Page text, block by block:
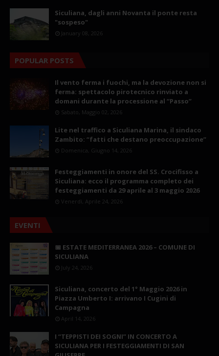
Siculiana, dagli anni Novanta il ponte resta
"sospeso"
January 08, 2026
POPULAR POSTS
Il vento ferma i fuochi, ma la devozione non si
ferma: spettacolo pirotecnico rinviato a
domani durante la processione al “Passo”
Sabato, Maggio 02, 2026
Lite nel traffico a Siculiana Marina, il sindaco
Zambito: “fatti che destano preoccupazione”
Domenica, Giugno 14, 2026
Festeggiamenti in onore del SS. Crocifisso a
Siculiana: ecco il programma completo dei
festeggiamenti da 29 aprile al 3 maggio 2026
Venerdì, Aprile 24, 2026
EVENTI
📅 ESTATE MEDITERRANEA 2026 – COMUNE DI
SICULIANA
July 24, 2026
Siculiana, concerto del 1° Maggio 2026 in
Piazza Umberto I: arrivano I Cugini di
Campagna
April 14, 2026
I “TEPPISTI DEI SOGNI” IN CONCERTO A
SICULIANA PER I FESTEGGIAMENTI DI SAN